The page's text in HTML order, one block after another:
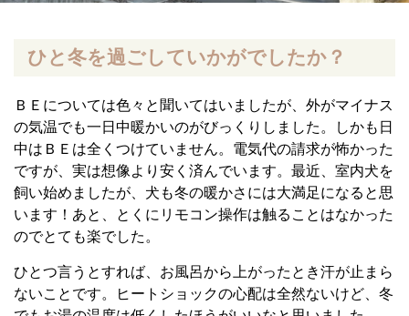
ひと冬を過ごしていかがでしたか？
ＢＥについては色々と聞いてはいましたが、外がマイナス
の気温でも一日中暖かいのがびっくりしました。しかも日
中はＢＥは全くつけていません。電気代の請求が怖かった
ですが、実は想像より安く済んでいます。最近、室内犬を
飼い始めましたが、犬も冬の暖かさには大満足になると思
います！あと、とくにリモコン操作は触ることはなかった
のでとても楽でした。
ひとつ言うとすれば、お風呂から上がったとき汗が止まら
ないことです。ヒートショックの心配は全然ないけど、冬